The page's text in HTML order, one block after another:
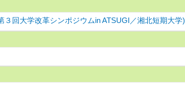
３回大学改革シンポジウムin ATSUGI／湘北短期大学)